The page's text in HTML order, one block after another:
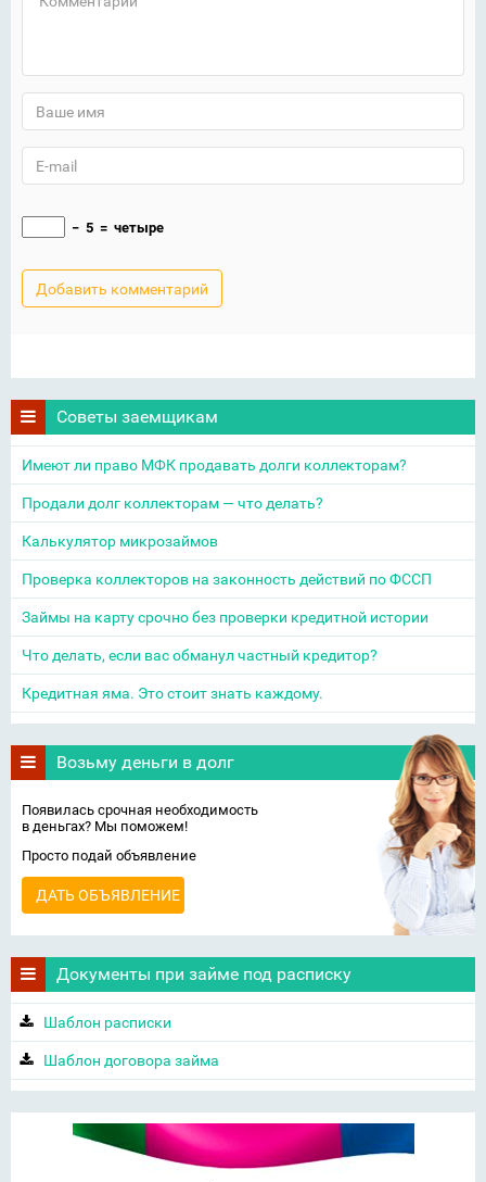
− 5 = четыре
Советы заемщикам
Имеют ли право МФК продавать долги коллекторам?
Продали долг коллекторам — что делать?
Калькулятор микрозаймов
Проверка коллекторов на законность действий по ФССП
Займы на карту срочно без проверки кредитной истории
Что делать, если вас обманул частный кредитор?
Кредитная яма. Это стоит знать каждому.
Возьму деньги в долг
Появилась срочная необходимость
в деньгах? Мы поможем!
Просто подай объявление
ДАТЬ ОБЪЯВЛЕНИЕ
Документы при займе под расписку
Шаблон расписки
Шаблон договора займа